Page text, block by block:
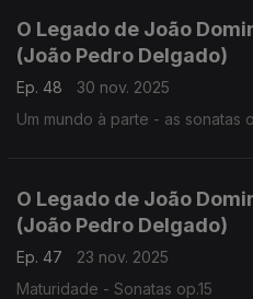
O Legado de João
(João Pedro Delgado)
Ep. 48
30 nov. 2025
Um mundo à parte - as sonatas
O Legado de João
(João Pedro Delgado)
Ep. 47
23 nov. 2025
Maturidade - Sonatas op.15